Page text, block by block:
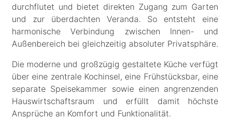
durchflutet und bietet direkten Zugang zum Garten
und zur überdachten Veranda. So entsteht eine
harmonische Verbindung zwischen Innen- und
Außenbereich bei gleichzeitig absoluter Privatsphäre.
Die moderne und großzügig gestaltete Küche verfügt
über eine zentrale Kochinsel, eine Frühstücksbar, eine
separate Speisekammer sowie einen angrenzenden
Hauswirtschaftsraum und erfüllt damit höchste
Ansprüche an Komfort und Funktionalität.